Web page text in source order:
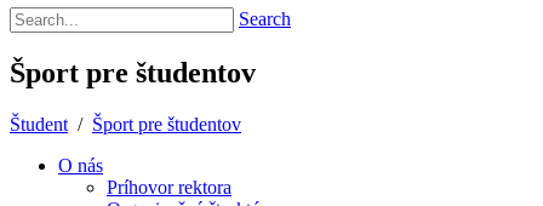
Search
Šport pre študentov
Študent / Šport pre študentov
O nás
Príhovor rektora